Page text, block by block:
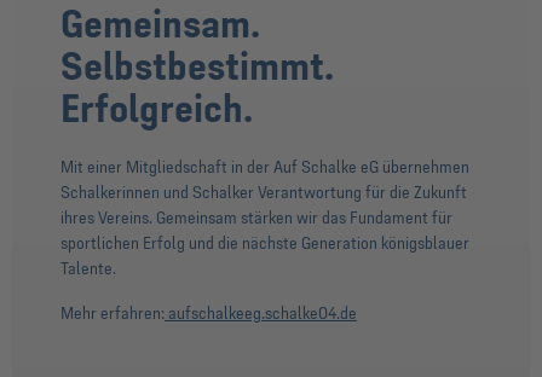
Gemeinsam.
Selbstbestimmt.
Erfolgreich.
Mit einer Mitgliedschaft in der Auf Schalke eG übernehmen
Schalkerinnen und Schalker Verantwortung für die Zukunft
ihres Vereins. Gemeinsam stärken wir das Fundament für
sportlichen Erfolg und die nächste Generation königsblauer
Talente.
Mehr erfahren: aufschalkeeg.schalke04.de